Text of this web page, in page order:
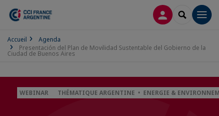
CONNEXION
Accueil
Agenda
Presentación del Plan de Movilidad Sustentable del Gobierno de la
Ciudad de Buenos Aires
WEBINAR THÉMATIQUE ARGENTINE • ENERGIE &